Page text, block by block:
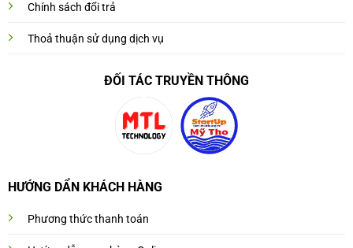
Chính sách đổi trả
Thoả thuận sử dụng dịch vụ
ĐỐI TÁC TRUYỀN THÔNG
HƯỚNG DẨN KHÁCH HÀNG
Phương thức thanh toán